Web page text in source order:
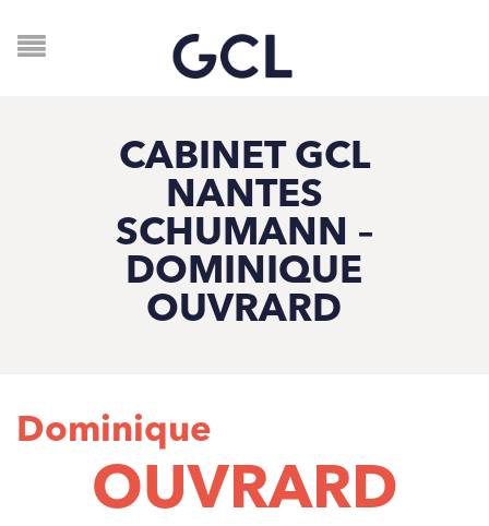
CABINET GCL
NANTES
SCHUMANN –
DOMINIQUE
OUVRARD
Dominique
OUVRARD